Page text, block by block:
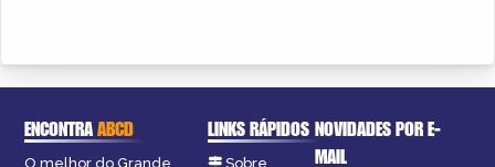
ENCONTRAABCD
O melhor do Grande
LINKS RÁPIDOS
Sobre
NOVIDADES POR E-
MAIL